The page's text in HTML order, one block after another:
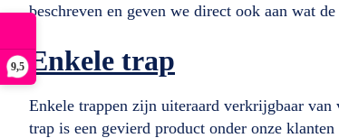
9,5
beschreven en geven we direct ook aan wat
Enkele trap
Enkele trappen zijn uiteraard verkrijgbaar van
trap is een gevierd product onder onze